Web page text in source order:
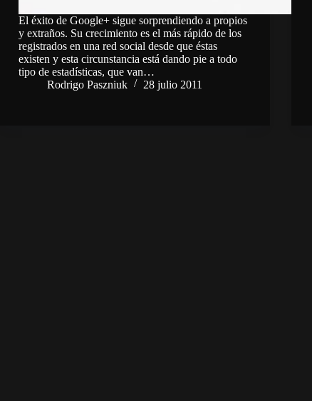
El éxito de Google+ sigue sorprendiendo a propios
y extraños. Su crecimiento es el más rápido de los
registrados en una red social desde que éstas
existen y esta circunstancia está dando pie a todo
tipo de estadísticas, que van…
Rodrigo Paszniuk
28 julio 2011